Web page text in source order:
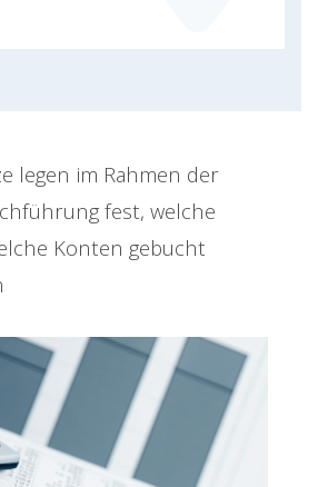
legen im Rahmen der
fest, welche
Konten gebucht